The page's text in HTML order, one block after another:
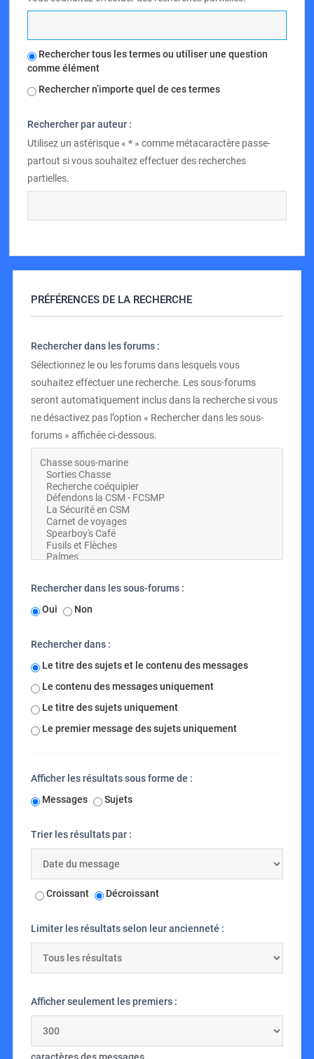
Rechercher tous les termes ou utiliser une question
comme élément
Rechercher n’importe quel de ces termes
Rechercher par auteur :
Utilisez un astérisque « * » comme métacaractère passe-
partout si vous souhaitez effectuer des recherches
partielles.
PRÉFÉRENCES DE LA RECHERCHE
Rechercher dans les forums :
Sélectionnez le ou les forums dans lesquels vous
souhaitez effectuer une recherche. Les sous-forums
seront automatiquement inclus dans la recherche si vous
ne désactivez pas l’option « Rechercher dans les sous-
forums » affichée ci-dessous.
Rechercher dans les sous-forums :
Oui
Non
Rechercher dans :
Le titre des sujets et le contenu des messages
Le contenu des messages uniquement
Le titre des sujets uniquement
Le premier message des sujets uniquement
Afficher les résultats sous forme de :
Messages
Sujets
Trier les résultats par :
Croissant Décroissant
Limiter les résultats selon leur ancienneté :
Afficher seulement les premiers :